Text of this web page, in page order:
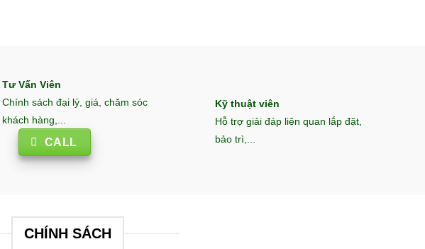
Tư Vấn Viên
Chính sách đại lý, giá, chăm sóc
khách hàng,...
CALL
Kỹ thuật viên
Hỗ trợ giải đáp liên quan lắp đặt,
bảo trì,...
CHÍNH SÁCH